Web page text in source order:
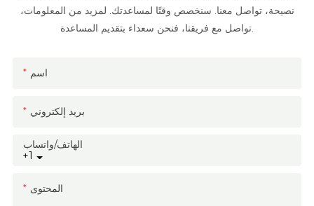
نصيحة، تواصل معنا. سنخصص وقتًا لمساعدتك. لمزيد من المعلومات،
تواصل مع فريقنا، فنحن سعداء بتقديم المساعدة.
اسم
بريد إلكتروني
+1
الهاتف/واتساب
المحتوى